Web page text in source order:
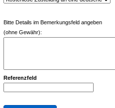
Bitte Details im Bemerkungsfeld angeben
(ohne Gewähr):
Referenzfeld